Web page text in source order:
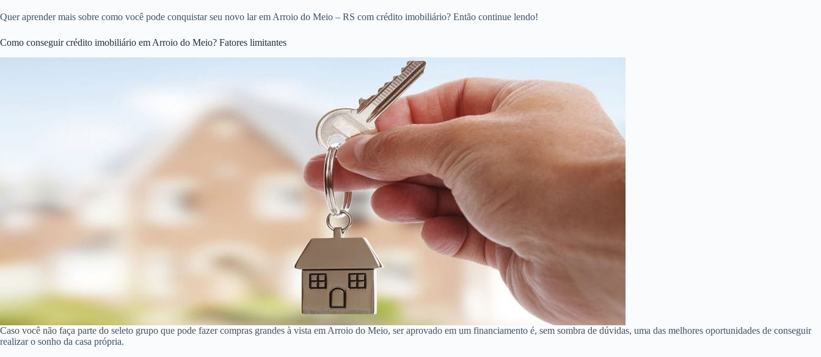
Quer aprender mais sobre como você pode conquistar seu novo lar em Arroio do Meio – RS com crédito imobiliário? Então continue lendo!
Como conseguir crédito imobiliário em Arroio do Meio? Fatores limitantes
Caso você não faça parte do seleto grupo que pode fazer compras grandes à vista em Arroio do Meio, ser aprovado em um financiamento é, sem sombra de dúvidas, uma das melhores oportunidades de conseguir
realizar o sonho da casa própria.